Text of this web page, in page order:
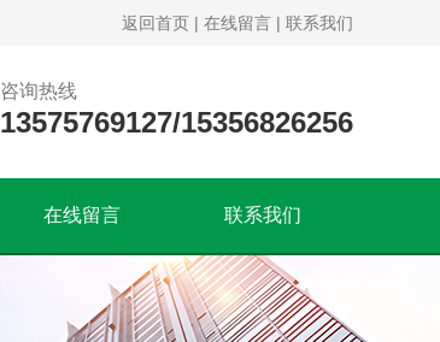
返回首页 | 在线留言 | 联系我们
咨询热线
13575769127/15356826256
在线留言 联系我们